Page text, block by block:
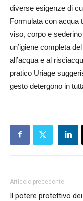
diverse esigenze di
Formulata con acqua
viso, corpo e
un’igiene completa
all’acqua e al
pratico Uriage
gesto detergono in
Articolo precedente
Il potere protettivo dei